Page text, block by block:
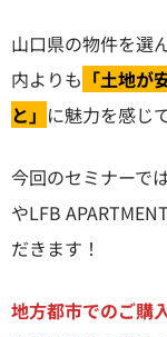
山口県の物件を選
内よりも 「土地
と」 に魅力を感じ
今回のセミナーで
やLFB
だきます！
地方都市でのご購